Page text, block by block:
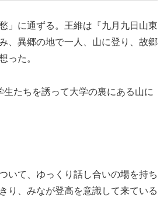
」に通ずる。王維は『九月九日山東
、異郷の地で一人、山に登り、故郷
った。
たちを誘って大学の裏にある山に
いて、ゆっくり話し合いの場を持ち
り、みなが登高を意識して来ている